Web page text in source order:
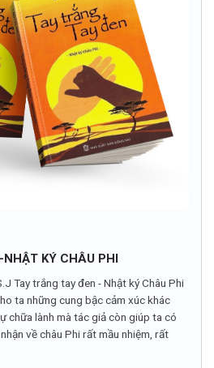
KÝ CHÂU PHI
Tay trắng tay đen - Nhật ký Châu Phi
ta những cung bậc cảm xúc khác
chữa lành mà tác giả còn giúp ta có
về châu Phi rất mầu nhiệm, rất